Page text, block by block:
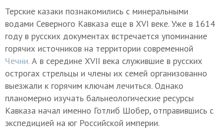
Терские казаки познакомились с минеральными
водами Северного Кавказа еще в XVI веке. Уже в 1614
году в русских документах встречается упоминание
горячих источников на территории современной
Чечни.А в середине XVII века служившие в русских
острогах стрельцы и члены их семей организованно
выезжали к горячим ключам лечиться. Однако
планомерно изучать бальнеологические ресурсы
Кавказа начал именно Готлиб Шобер, отправившись с
экспедицией на юг Российской империи.